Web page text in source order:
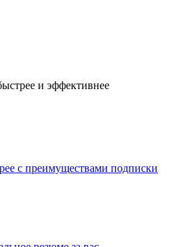
и эффективнее
с преимуществами подписки